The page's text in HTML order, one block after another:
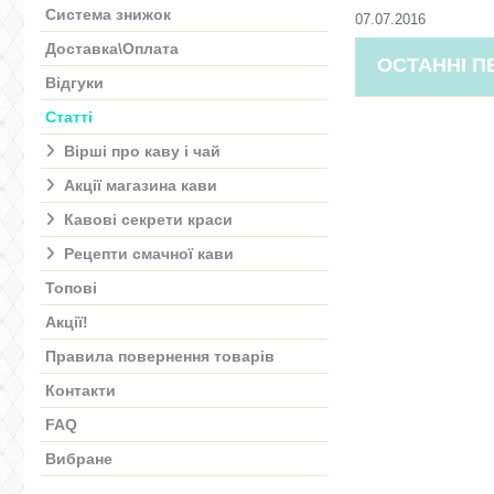
Система знижок
Доставка\Оплата
Відгуки
Статті
Вірші про каву і чай
Акції магазина кави
Кавові секрети краси
Рецепти смачної кави
Топові
Акції!
Правила повернення товарів
Контакти
FAQ
Вибране
07.07.2016
ОСТАННІ